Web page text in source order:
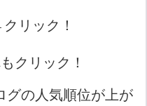
リック！
クリック！
グの人気順位が上が